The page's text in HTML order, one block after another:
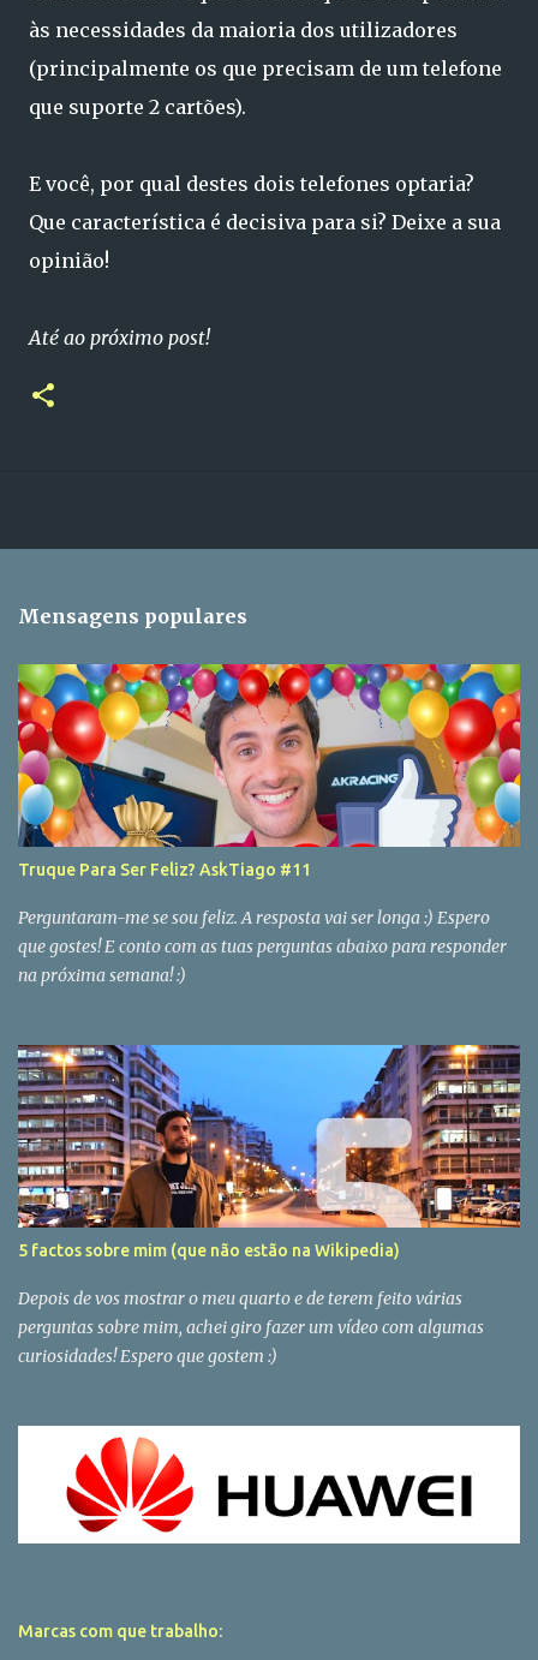
às necessidades da maioria dos utilizadores
(principalmente os que precisam de um telefone
que suporte 2 cartões).
E você, por qual destes dois telefones optaria?
Que característica é decisiva para si? Deixe a sua
opinião!
Até ao próximo post!
Mensagens populares
Truque Para Ser Feliz? AskTiago #11
Perguntaram-me se sou feliz. A resposta vai ser longa :) Espero
que gostes! E conto com as tuas perguntas abaixo para responder
na próxima semana! :)
5 factos sobre mim (que não estão na Wikipedia)
Depois de vos mostrar o meu quarto e de terem feito várias
perguntas sobre mim, achei giro fazer um vídeo com algumas
curiosidades! Espero que gostem :)
Marcas com que trabalho: